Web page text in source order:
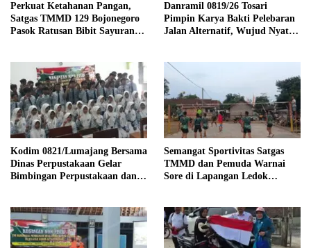
Perkuat Ketahanan Pangan,
Satgas TMMD 129 Bojonegoro
Pasok Ratusan Bibit Sayuran
Danramil 0819/26 Tosari
Pimpin Karya Bakti Pelebaran
Jalan Alternatif, Wujud Nyata
Kodim 0821/Lumajang Bersama
Dinas Perpustakaan Gelar
Bimbingan Perpustakaan dan
Semangat Sportivitas Satgas
TMMD dan Pemuda Warnai
Sore di Lapangan Ledok